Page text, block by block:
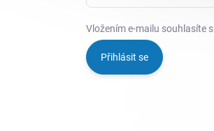
Vložením e-mailu souhlasíte s
Přihlásit se